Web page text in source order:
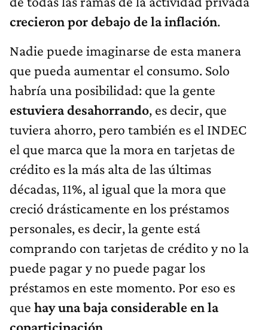
crecieron por debajo de la inflación.
Nadie puede imaginarse de esta manera
que pueda aumentar el consumo. Solo
habría una posibilidad: que la gente
estuviera desahorrando, es decir, que
tuviera ahorro, pero también es el INDEC
el que marca que la mora en tarjetas de
crédito es la más alta de las últimas
décadas, 11%, al igual que la mora que
creció drásticamente en los préstamos
personales, es decir, la gente está
comprando con tarjetas de crédito y no la
puede pagar y no puede pagar los
préstamos en este momento. Por eso es
que hay una baja considerable en la
coparticipación.